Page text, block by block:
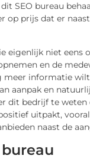
SEO bureau
op prijs dat er
eigenlijk niet
en de
informatie
aanpak en
dit bedrijf te
uitpakt,
naast de